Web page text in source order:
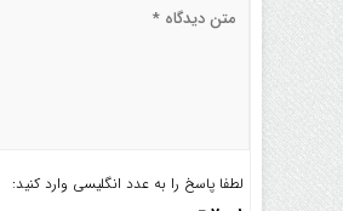
لطفا پاسخ را به عدد انگلیسی وارد کنید: